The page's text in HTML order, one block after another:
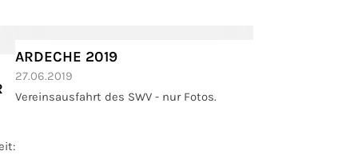
ARDECHE 2019
27.06.2019
Vereinsausfahrt des SWV - nur Fotos.